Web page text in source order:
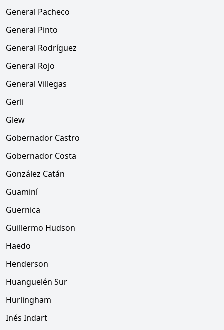
General Pacheco
General Pinto
General Rodríguez
General Rojo
General Villegas
Gerli
Glew
Gobernador Castro
Gobernador Costa
González Catán
Guaminí
Guernica
Guillermo Hudson
Haedo
Henderson
Huanguelén Sur
Hurlingham
Inés Indart